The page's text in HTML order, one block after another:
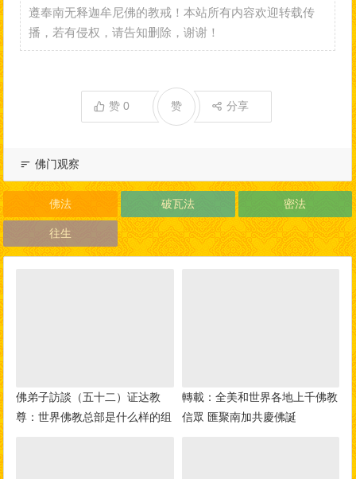
遵奉南无释迦牟尼佛的教戒！本站所有内容欢迎转载传
播，若有侵权，请告知删除，谢谢！
赞0 分享
赞
佛门观察
佛法 破瓦法 密法
往生
佛弟子訪談（五十二）证达教
尊：世界佛教总部是什么样的组
轉載：全美和世界各地上千佛教
信眾 匯聚南加共慶佛誕